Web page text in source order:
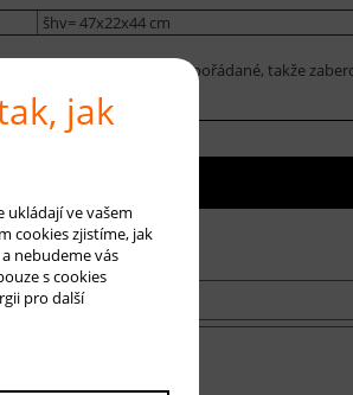
šhv= 47x22x44 cm
jsou prakticky uspořádané, takže
jak
ukládají ve vašem
cookies zjistíme, jak
nebudeme vás
s cookies
pro další